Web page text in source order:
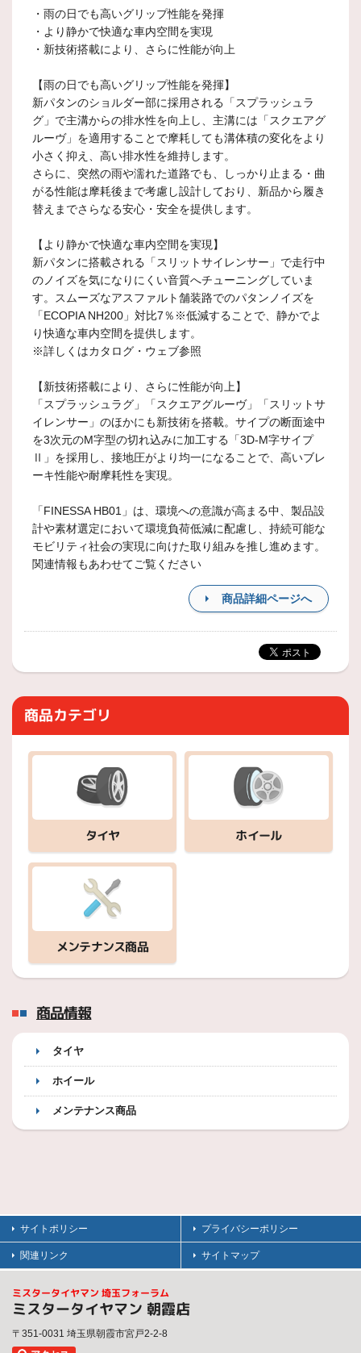
・雨の日でも高いグリップ性能を発揮
・より静かで快適な車内空間を実現
・新技術搭載により、さらに性能が向上
【雨の日でも高いグリップ性能を発揮】
新パタンのショルダー部に採用される「スプラッシュラ
グ」で主溝からの排水性を向上し、主溝には「スクエアグ
ルーヴ」を適用することで摩耗しても溝体積の変化をより
小さく抑え、高い排水性を維持します。
さらに、突然の雨や濡れた道路でも、しっかり止まる・曲
がる性能は摩耗後まで考慮し設計しており、新品から履き
替えまでさらなる安心・安全を提供します。
【より静かで快適な車内空間を実現】
新パタンに搭載される「スリットサイレンサー」で走行中
のノイズを気になりにくい音質へチューニングしていま
す。スムーズなアスファルト舗装路でのパタンノイズを
「ECOPIA NH200」対比7％※低減することで、静かでよ
り快適な車内空間を提供します。
※詳しくはカタログ・ウェブ参照
【新技術搭載により、さらに性能が向上】
「スプラッシュラグ」「スクエアグルーヴ」「スリットサ
イレンサー」のほかにも新技術を搭載。サイプの断面途中
を3次元のM字型の切れ込みに加工する「3D-M字サイプ
Ⅱ」を採用し、接地圧がより均一になることで、高いブレ
ーキ性能や耐摩耗性を実現。
「FINESSA HB01」は、環境への意識が高まる中、製品設
計や素材選定において環境負荷低減に配慮し、持続可能な
モビリティ社会の実現に向けた取り組みを推し進めます。
関連情報もあわせてご覧ください
商品詳細ページへ
商品カテゴリ
タイヤ ホイール
メンテナンス商品
商品情報
タイヤ
ホイール
メンテナンス商品
サイトポリシー プライバシーポリシー
関連リンク サイトマップ
ミスタータイヤマン 埼玉フォーラム
ミスタータイヤマン 朝霞店
〒351-0031 埼玉県朝霞市宮戸2-2-8